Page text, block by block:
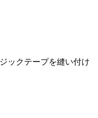
ックテープを縫い付け